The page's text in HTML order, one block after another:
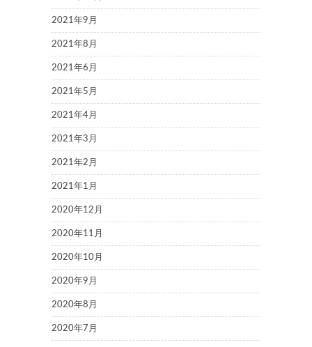
2021年9月
2021年8月
2021年6月
2021年5月
2021年4月
2021年3月
2021年2月
2021年1月
2020年12月
2020年11月
2020年10月
2020年9月
2020年8月
2020年7月